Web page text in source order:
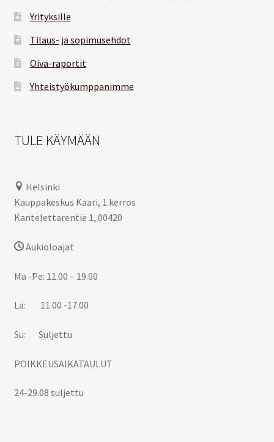
Yrityksille
Tilaus- ja sopimusehdot
Oiva-raportit
Yhteistyökumppanimme
TULE KÄYMÄÄN
Helsinki
Kauppakeskus Kaari, 1.kerros
Kantelettarentie 1, 00420
Aukioloajat
Ma -Pe: 11.00 – 19.00
La: 11.00 -17.00
Su: Suljettu
POIKKEUSAIKATAULUT
24-29.08 suljettu